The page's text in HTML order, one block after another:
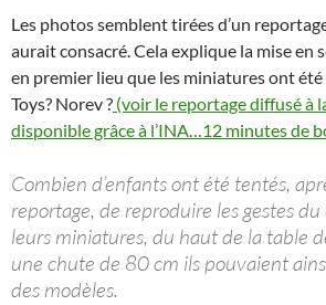
Les photos semblent tirées d’un
aurait consacré. Cela explique la mise en
en premier lieu que les miniatures ont
Toys? Norev ? (voir le reportage diffusé à
disponible grâce à l’INA…12 minutes de
Combien d’enfants ont été tentés,
reportage, de reproduire les gestes
leurs miniatures, du haut de la table
une chute de 80 cm ils pouvaient
des modèles.